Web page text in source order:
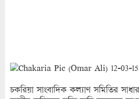
চকরিয়া সাংবাদিক কল্যাণ সমিতির